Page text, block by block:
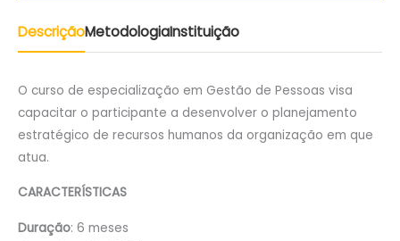
DescriçãoMetodologiaInstituição
O curso de especialização em Gestão de Pessoas visa
capacitar o participante a desenvolver o planejamento
estratégico de recursos humanos da organização em que
atua.
CARACTERÍSTICAS
Duração: 6 meses